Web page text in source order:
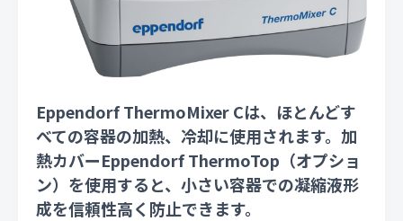
Eppendorf ThermoMixer Cは、ほとんどす
べての容器の加熱、冷却に使用されます。加
熱カバーEppendorf ThermoTop（オプショ
ン）を使用すると、小さい容器での凝縮液形
成を信頼性高く防止できます。